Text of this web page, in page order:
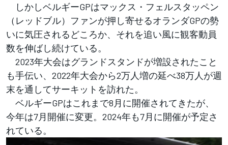
しかしベルギーGPはマックス・フェルスタッペン
（レッドブル）ファンが押し寄せるオランダGPの勢
いに気圧されるどころか、それを追い風に観客動員
数を伸ばし続けている。
2023年大会はグランドスタンドが増設されたこと
も手伝い、2022年大会から2万人増の延べ38万人が週
末を通してサーキットを訪れた。
ベルギーGPはこれまで8月に開催されてきたが、
今年は7月開催に変更。2024年も7月に開催が予定さ
れている。